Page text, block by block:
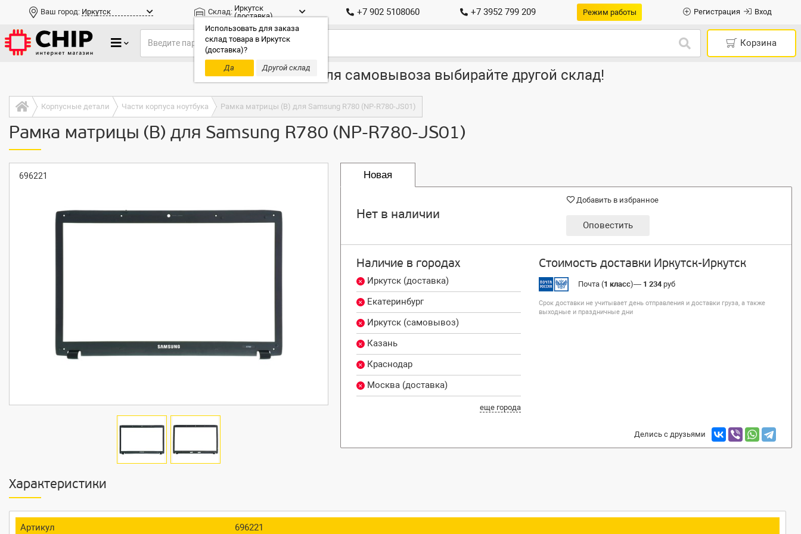
Ваш город: Иркутск Склад: Иркутск
(доставка)
Использовать для заказа
склад товара в Иркутск
(доставка)?
Да
Другой склад
+7 902 5108060 +7 3952 799 209 Режим работы Регистрация Вход
Корзина
Только доставка, для самовывоза выбирайте другой склад!
Корпусные детали Части корпуса ноутбука Рамка матрицы (B) для Samsung R780 (NP-R780-JS01)
Рамка матрицы (B) для Samsung R780 (NP-R780-JS01)
696221 Новая
Нет в наличии
Добавить в избранное
Оповестить
Наличие в городах
Иркутск (доставка)
Екатеринбург
Иркутск (самовывоз)
Казань
Краснодар
Москва (доставка)
еще города
Стоимость доставки Иркутск-Иркутск
Почта (1 класс)— 1 234руб
Срок доставки не учитывает день отправления и доставки груза, а также
выходные и праздничные дни
Делись с друзьями
Характеристики
Артикул
696221